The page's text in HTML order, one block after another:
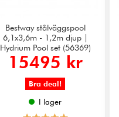
Bestway stålväggspool
6,1x3,6m - 1,2m djup |
Hydrium Pool set (56369)
15495 kr
Bra deal!
I lager